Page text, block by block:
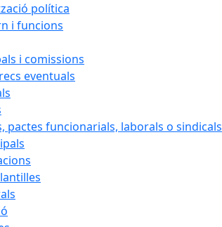
política
i funcions
i comissions
eventuals
pactes funcionarials, laborals o sindicals